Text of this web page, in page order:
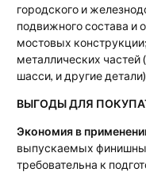
городского и
подвижного состава и
мостовых конструкции;
металлических
шасси, и другие
ВЫГОДЫ ДЛЯ
Экономия в
выпускаемых
требовательна к